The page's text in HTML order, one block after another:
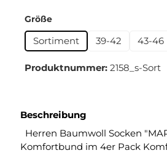
Größeauswählen
Sortiment 39-42 43-46
Produktnummer: 2158_s-Sort
Beschreibung
Herren Baumwoll Socken
Komfortbund im 4er Pack